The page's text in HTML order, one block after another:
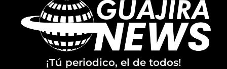
¡Tú periodico, el de todos!